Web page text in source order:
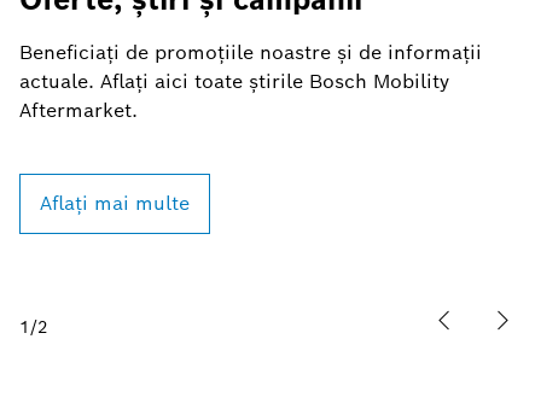
Beneficiați de promoțiile noastre și de informații
actuale. Aflați aici toate știrile Bosch Mobility
Aftermarket.
Aflați mai multe
1 /2